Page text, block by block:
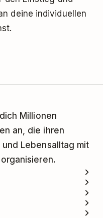
deine individuellen
Millionen
an, die ihren
Lebensalltag mit